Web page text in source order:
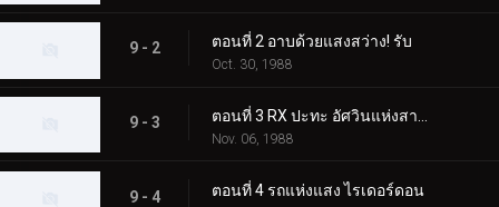
9 - 2 ตอนที่ 2 อาบด้วยแสงสว่าง! รับ
Oct. 30, 1988
9 - 3
Nov. 06, 1988
9 - 4 ตอนที่ 4 รถแห่งแสง ไรเดอร์ดอน